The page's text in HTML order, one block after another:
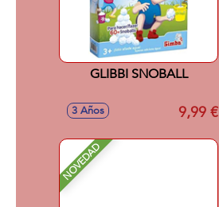
GLIBBI SNOBALL
3 Años 9,99 €
NOVEDAD